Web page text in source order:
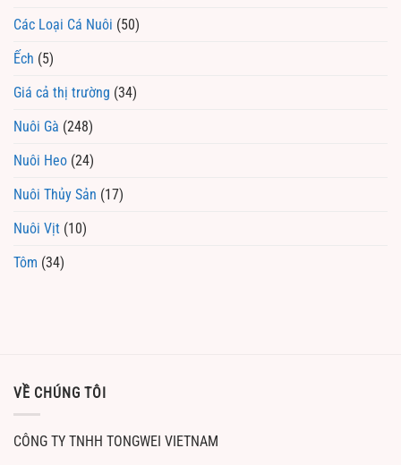
Các Loại Cá Nuôi (50)
Ếch (5)
Giá cả thị trường (34)
Nuôi Gà (248)
Nuôi Heo (24)
Nuôi Thủy Sản (17)
Nuôi Vịt (10)
Tôm (34)
VỀ CHÚNG TÔI
CÔNG TY TNHH TONGWEI VIETNAM